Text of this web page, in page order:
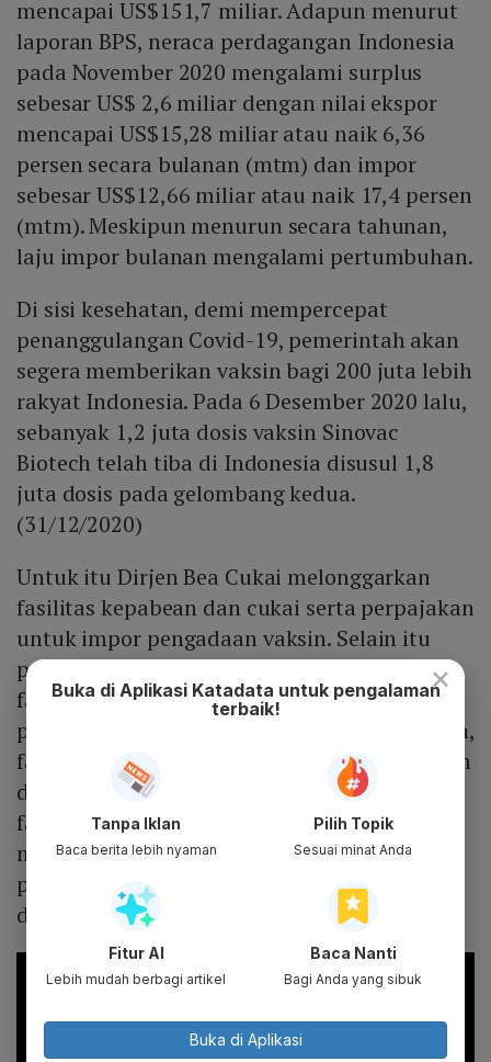
mencapai US$151,7 miliar. Adapun menurut
laporan BPS, neraca perdagangan Indonesia
pada November 2020 mengalami surplus
sebesar US$ 2,6 miliar dengan nilai ekspor
mencapai US$15,28 miliar atau naik 6,36
persen secara bulanan (mtm) dan impor
sebesar US$12,66 miliar atau naik 17,4 persen
(mtm). Meskipun menurun secara tahunan,
laju impor bulanan mengalami pertumbuhan.
Di sisi kesehatan, demi mempercepat
penanggulangan Covid-19, pemerintah akan
segera memberikan vaksin bagi 200 juta lebih
rakyat Indonesia. Pada 6 Desember 2020 lalu,
sebanyak 1,2 juta dosis vaksin Sinovac
Biotech telah tiba di Indonesia disusul 1,8
juta dosis pada gelombang kedua.
(31/12/2020)
Untuk itu Dirjen Bea Cukai melonggarkan
fasilitas kepabean dan cukai serta perpajakan
untuk impor pengadaan vaksin. Selain itu
pembebasan bea impor juga mencakup
fasilitas khusus alat kesehatan untuk
penanganan Covid-19 sebesar Rp2,176 triliun,
fasilitas untuk pemerintah pusat, pemerintah
daerah atau BLU sebesar Rp561 miliar, dan
fasilitas untuk lembaga non-profit Rp144
miliar. Dengan adanya vaksin, diharapkan
pemulihan ekonomi nasional pasca Covid-19
dapat segera terealisasi pada 2021.
×
Buka di Aplikasi Katadata untuk pengalaman
terbaik!
Tanpa Iklan
Baca berita lebih nyaman
Pilih Topik
Sesuai minat Anda
Fitur AI
Lebih mudah berbagi artikel
Baca Nanti
Bagi Anda yang sibuk
Buka di Aplikasi